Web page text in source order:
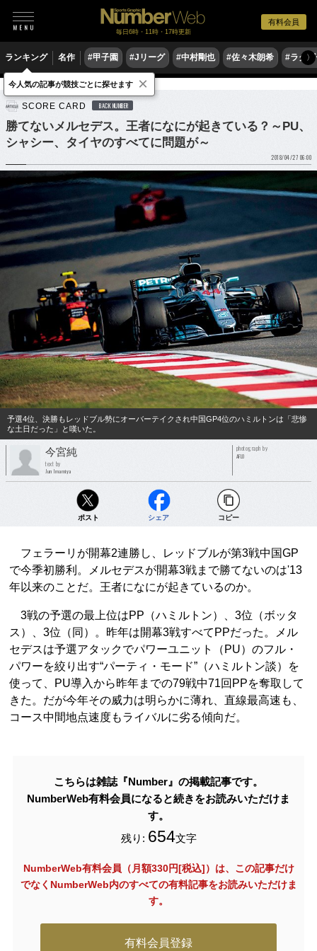
有料会員
毎日6時・11時・17時更新
ランキング 名作 #甲子園 #Jリーグ #中村剛也 #佐々木朗希 #ラグ〉
モータースポーツ F1
SCORE CARD BACK NUMBER
勝てないメルセデス。王者になにが起きている？～PU、
シャシー、タイヤのすべてに問題が～
2018/04/27 06:00
予選4位、決勝もレッドブル勢にオーバーテイクされ中国GP4位のハミルトンは「悲惨
な土日だった」と嘆いた。
今宮純
text by
Jun Imamiya
photograph by
AFLO
ポスト シェア コピー
フェラーリが開幕2連勝し、レッドブルが第3戦中国GP
で今季初勝利。メルセデスが開幕3戦まで勝てないのは'13
年以来のことだ。王者になにが起きているのか。
3戦の予選の最上位はPP（ハミルトン）、3位（ボッタ
ス）、3位（同）。昨年は開幕3戦すべてPPだった。メル
セデスは予選アタックでパワーユニット（PU）のフル・
パワーを絞り出す“パーティ・モード”（ハミルトン談）を
使って、PU導入から昨年までの79戦中71回PPを奪取して
きた。だが今年その威力は明らかに薄れ、直線最高速も、
コース中間地点速度もライバルに劣る傾向だ。
こちらは雑誌『Number』の掲載記事です。
NumberWeb有料会員になると続きをお読みいただけま
す。
残り: 654文字
NumberWeb有料会員（月額330円[税込]）は、この記事だけ
でなく NumberWeb内のすべての有料記事をお読みいただけま
す。
有料会員登録
今人気の記事が競技ごとに探せます ×